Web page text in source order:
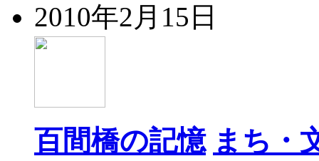
2010年2月15日
百間橋の記憶 まち・